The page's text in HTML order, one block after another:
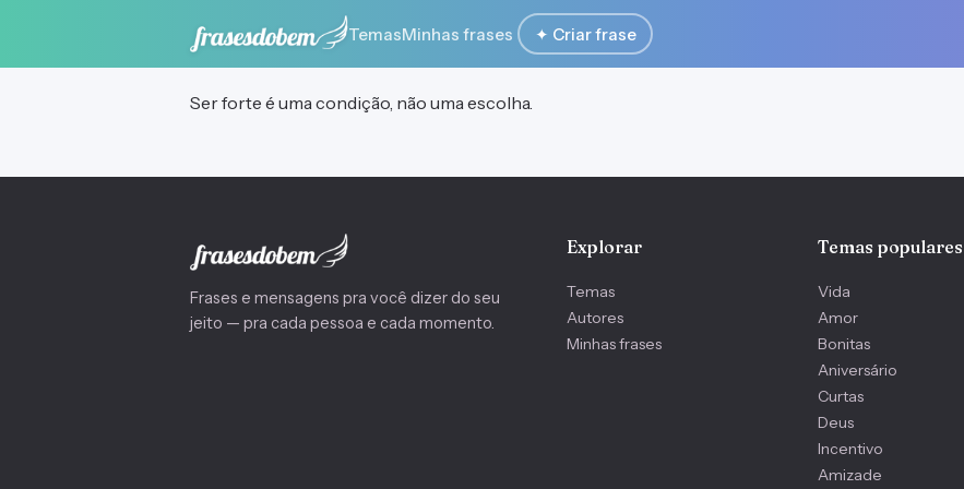
TemasMinhas frases ✦ Criar frase
Ser forte é uma condição, não uma escolha.
Frases e mensagens pra você dizer do seu
jeito — pra cada pessoa e cada momento.
Explorar
Temas
Autores
Minhas frases
Temas populares
Vida
Amor
Bonitas
Aniversário
Curtas
Deus
Incentivo
Amizade